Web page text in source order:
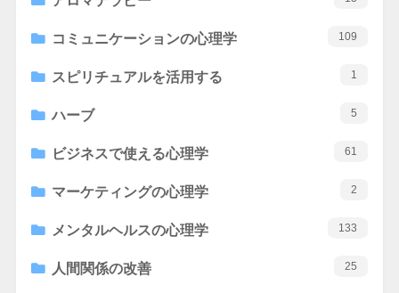
コミュニケーションの心理学 109
スピリチュアルを活用する 1
ハーブ 5
ビジネスで使える心理学 61
マーケティングの心理学 2
メンタルヘルスの心理学 133
人間関係の改善 25